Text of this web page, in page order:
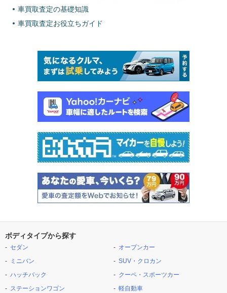
車買取査定の基礎知識
車買取査定お役立ちガイド
ボディタイプから探す
セダン
ミニバン
ハッチバック
ステーションワゴン
オープンカー
SUV・クロカン
クーペ・スポーツカー
軽自動車